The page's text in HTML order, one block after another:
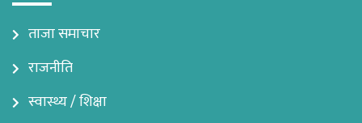
ताजा समाचार
राजनीति
स्वास्थ्य / शिक्षा